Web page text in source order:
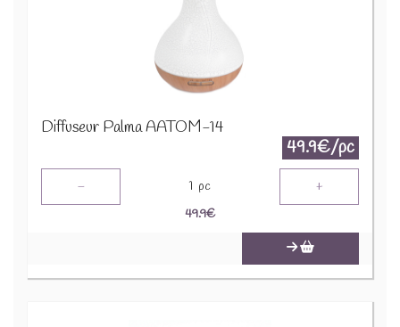
Diffuseur Palma AATOM-14
49.9€/pc
- 1 pc +
49.9€